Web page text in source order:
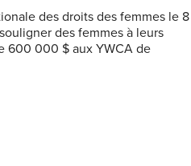
des droits des femmes le 8
des femmes à leurs
600 000 $ aux YWCA de